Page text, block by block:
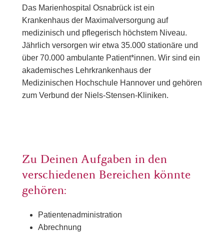
Das Marienhospital Osnabrück ist ein
Krankenhaus der Maximalversorgung auf
medizinisch und pflegerisch höchstem Niveau.
Jährlich versorgen wir etwa 35.000 stationäre und
über 70.000 ambulante Patient*innen. Wir sind ein
akademisches Lehrkrankenhaus der
Medizinischen Hochschule Hannover und gehören
zum Verbund der Niels-Stensen-Kliniken.
Zu Deinen Aufgaben in den
verschiedenen Bereichen könnte
gehören:
Patientenadministration
Abrechnung